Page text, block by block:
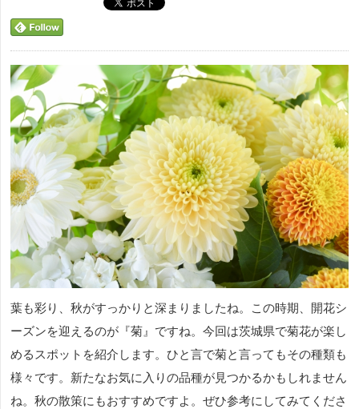
葉も彩り、秋がすっかりと深まりましたね。この時期、開花シ
ーズンを迎えるのが『菊』ですね。今回は茨城県で菊花が楽し
めるスポットを紹介します。ひと言で菊と言ってもその種類も
様々です。新たなお気に入りの品種が見つかるかもしれません
ね。秋の散策にもおすすめですよ。ぜひ参考にしてみてくださ